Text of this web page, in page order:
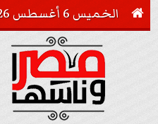
 الخميس 6 أغسطس 2026